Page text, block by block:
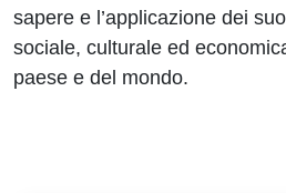
sapere e l’applicazione dei
sociale, culturale ed
paese e del mondo.